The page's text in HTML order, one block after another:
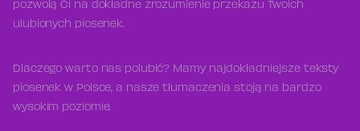
pozwolą Ci na dokładne zrozumienie przekazu Twoich
ulubionych piosenek.
Dlaczego warto nas polubić? Mamy najdokładniejsze teksty
piosenek w Polsce, a nasze tłumaczenia stoją na bardzo
wysokim poziomie.